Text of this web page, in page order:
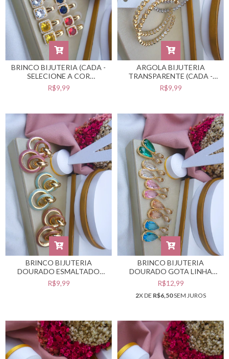
BRINCO BIJUTERIA (CADA -
SELECIONE A COR
DESEJADA) #B0105497
R$9,99
ARGOLA BIJUTERIA
TRANSPARENTE (CADA -
SELECIONE A COR
DESEJADA) #B0105495
R$9,99
BRINCO BIJUTERIA
DOURADO ESMALTADO
(CADA - SELECIONE A COR
DESEJADA) #B0105494
R$9,99
BRINCO BIJUTERIA
DOURADO GOTA LINHA
LUXO (CADA - SELECIONE A
COR DESEJADA) #B0105493
R$12,99
2X DE R$6,50SEM JUROS